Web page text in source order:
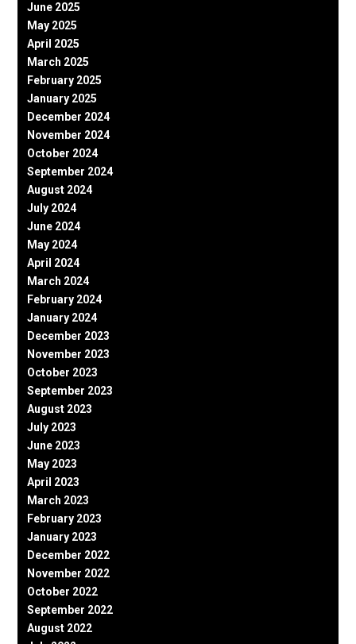
June 2025
May 2025
April 2025
March 2025
February 2025
January 2025
December 2024
November 2024
October 2024
September 2024
August 2024
July 2024
June 2024
May 2024
April 2024
March 2024
February 2024
January 2024
December 2023
November 2023
October 2023
September 2023
August 2023
July 2023
June 2023
May 2023
April 2023
March 2023
February 2023
January 2023
December 2022
November 2022
October 2022
September 2022
August 2022